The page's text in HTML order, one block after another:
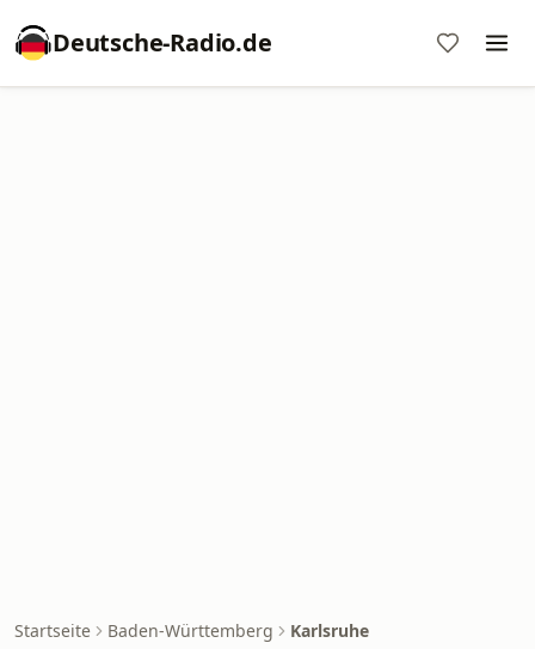
Deutsche-Radio.de
Startseite Baden-Württemberg Karlsruhe